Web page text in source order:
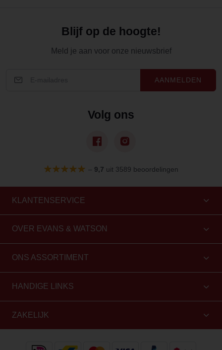
Blijf op de hoogte!
Meld je aan voor onze nieuwsbrief
AANMELDEN
Volg ons
– 9,7 uit 3589 beoordelingen
KLANTENSERVICE
OVER EVANS & WATSON
ONS ASSORTIMENT
HANDIGE LINKS
ZAKELIJK